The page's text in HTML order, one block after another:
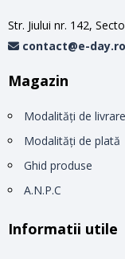
Str. Jiului nr. 142,
contact@e-day.ro
Magazin
Modalităţi de livrare
Modalităţi de plată
Ghid produse
A.N.P.C
Informatii utile